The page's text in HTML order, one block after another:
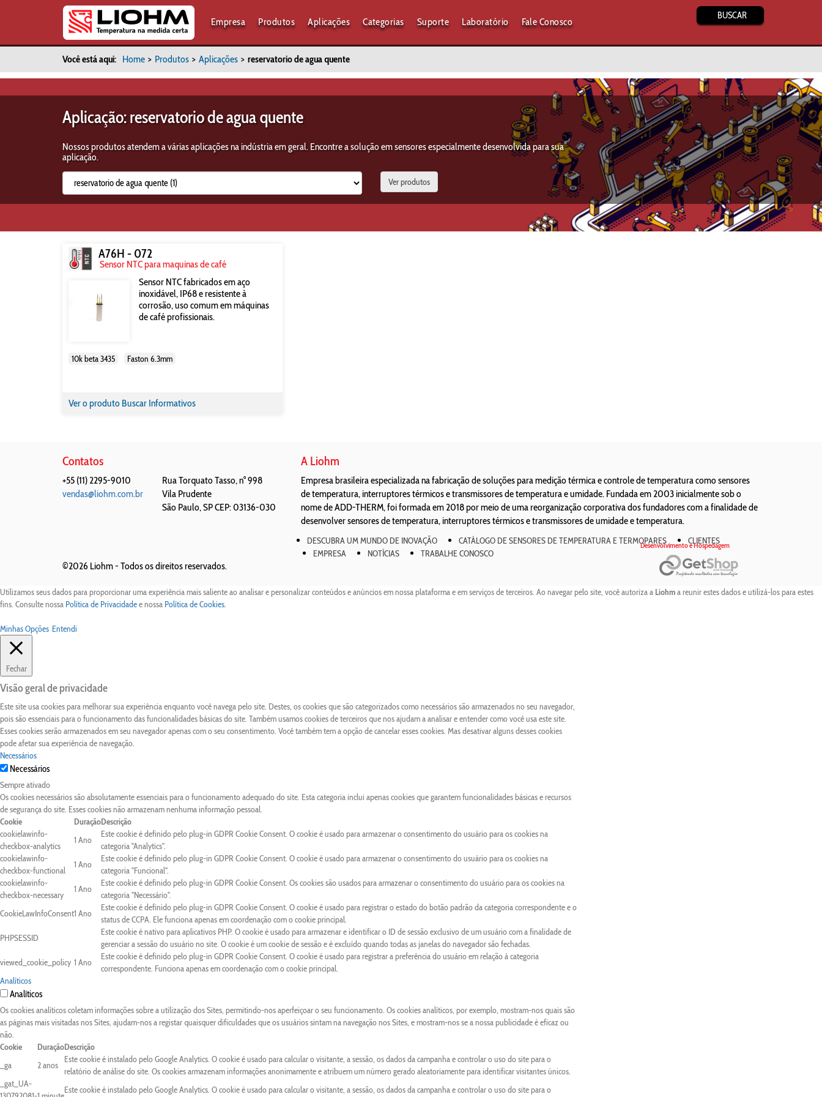
BUSCAR
Empresa Produtos Aplicações Categorias Suporte Laboratório Fale Conosco
Você está aqui: Home > Produtos > Aplicações > reservatorio de agua quente
Aplicação: reservatorio de agua quente
Nossos produtos atendem a várias aplicações na indústria em geral. Encontre a solução em sensores especialmente desenvolvida para sua
aplicação.
Ver produtos
A76H - 072
Sensor NTC para maquinas de café
Sensor NTC fabricados em aço
inoxidável, IP68 e resistente à
corrosão, uso comum em máquinas
de café profissionais.
10k beta 3435 Faston 6.3mm
Ver o produto Buscar Informativos
Contatos
+55 (11) 2295-9010
vendas@liohm.com.br
Rua Torquato Tasso, n° 998
Vila Prudente
São Paulo,SPCEP: 03136-030
A Liohm
Empresa brasileira especializada na fabricação de soluções para medição térmica e controle de temperatura como sensores
de temperatura, interruptores térmicos e transmissores de temperatura e umidade. Fundada em 2003 inicialmente sob o
nome de ADD-THERM, foi formada em 2018 por meio de uma reorganização corporativa dos fundadores com a finalidade de
desenvolver sensores de temperatura, interruptores térmicos e transmissores de umidade e temperatura.
DESCUBRA UM MUNDO DE INOVAÇÃO CATÁLOGO DE SENSORES DE TEMPERATURA E TERMOPARES
CLIENTES
EMPRESA
NOTÍCIAS TRABALHE CONOSCO
©2026 Liohm - Todos os direitos reservados.
Desenvolvimento e Hospedagem
Utilizamos seus dados para proporcionar uma experiência mais saliente ao analisar e personalizar conteúdos e anúncios em nossa plataforma e em serviços de terceiros. Ao navegar pelo site, você autoriza a Liohma reunir estes dados e utilizá-los para estes
fins. Consulte nossa Política de Privacidadee nossa Política de Cookies.
Minhas Opções Entendi
Fechar
Visão geral de privacidade
Este site usa cookies para melhorar sua experiência enquanto você navega pelo site. Destes, os cookies que são categorizados como necessários são armazenados no seu navegador,
pois são essenciais para o funcionamento das funcionalidades básicas do site. Também usamos cookies de terceiros que nos ajudam a analisar e entender como você usa este site.
Esses cookies serão armazenados em seu navegador apenas com o seu consentimento. Você também tem a opção de cancelar esses cookies. Mas desativar alguns desses cookies
pode afetar sua experiência de navegação.
Necessários
Necessários
Sempre ativado
Os cookies necessários são absolutamente essenciais para o funcionamento adequado do site. Esta categoria inclui apenas cookies que garantem funcionalidades básicas e recursos
de segurança do site. Esses cookies não armazenam nenhuma informação pessoal.
Cookie
DuraçãoDescrição
cookielawinfo-
checkbox-analytics
1 Ano
Este cookie é definido pelo plug-in GDPR Cookie Consent. O cookie é usado para armazenar o consentimento do usuário para os cookies na
categoria "Analytics".
cookielawinfo-
checkbox-functional
1 Ano
Este cookie é definido pelo plug-in GDPR Cookie Consent. O cookie é usado para armazenar o consentimento do usuário para os cookies na
categoria "Funcional".
cookielawinfo-
checkbox-necessary
1 Ano
Este cookie é definido pelo plug-in GDPR Cookie Consent. Os cookies são usados para armazenar o consentimento do usuário para os cookies na
categoria "Necessário".
CookieLawInfoConsent1 Ano
Este cookie é definido pelo plug-in GDPR Cookie Consent. O cookie é usado para registrar o estado do botão padrão da categoria correspondente e o
status de CCPA. Ele funciona apenas em coordenação com o cookie principal.
PHPSESSID
Este cookie é nativo para aplicativos PHP. O cookie é usado para armazenar e identificar o ID de sessão exclusivo de um usuário com a finalidade de
gerenciar a sessão do usuário no site. O cookie é um cookie de sessão e é excluído quando todas as janelas do navegador são fechadas.
viewed_cookie_policy 1 Ano
Este cookie é definido pelo plug-in GDPR Cookie Consent. O cookie é usado para registrar a preferência do usuário em relação à categoria
correspondente. Funciona apenas em coordenação com o cookie principal.
Analíticos
Analíticos
Os cookies analíticos coletam informações sobre a utilização dos Sites, permitindo-nos aperfeiçoar o seu funcionamento. Os cookies analíticos, por exemplo, mostram-nos quais são
as páginas mais visitadas nos Sites, ajudam-nos a registar quaisquer dificuldades que os usuários sintam na navegação nos Sites, e mostram-nos se a nossa publicidade é eficaz ou
não.
Cookie
DuraçãoDescrição
_ga
2 anos
Este cookie é instalado pelo Google Analytics. O cookie é usado para calcular o visitante, a sessão, os dados da campanha e controlar o uso do site para o
relatório de análise do site. Os cookies armazenam informações anonimamente e atribuem um número gerado aleatoriamente para identificar visitantes únicos.
_gat_UA-
Este cookie é instalado pelo Google Analytics. O cookie é usado para calcular o visitante, a sessão, os dados da campanha e controlar o uso do site para o